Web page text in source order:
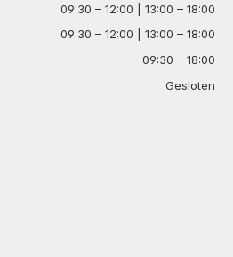
09:30 – 12:00 | 13:00 – 18:00
09:30 – 12:00 | 13:00 – 18:00
09:30 – 18:00
Gesloten